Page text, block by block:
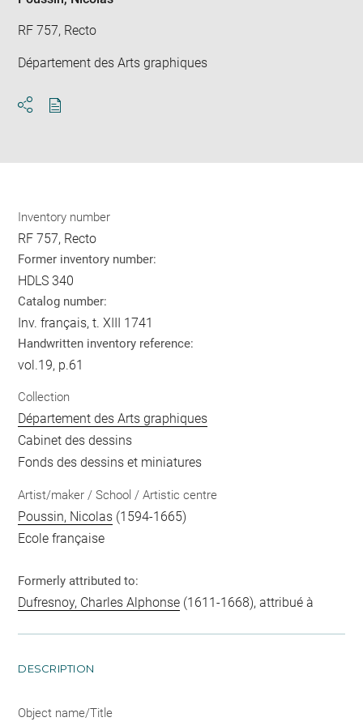
RF 757, Recto
Département des Arts graphiques
Inventory number
RF 757, Recto
Former inventory number:
HDLS 340
Catalog number:
Inv. français, t. XIII 1741
Handwritten inventory reference:
vol.19, p.61
Collection
Département des Arts graphiques
Cabinet des dessins
Fonds des dessins et miniatures
Artist/maker / School / Artistic centre
Poussin, Nicolas (1594-1665)
Ecole française
Formerly attributed to:
Dufresnoy, Charles Alphonse (1611-1668), attribué à
DESCRIPTION
Object name/Title